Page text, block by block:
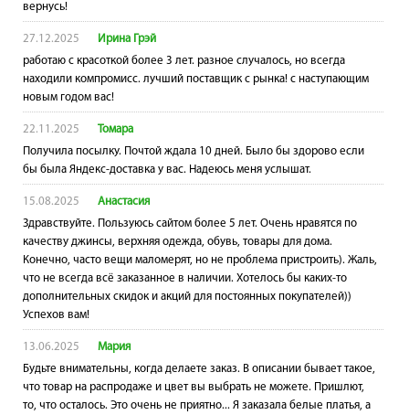
вернусь!
27.12.2025
Ирина Грэй
работаю с красоткой более 3 лет. разное случалось, но всегда
находили компромисс. лучший поставщик с рынка! с наступающим
новым годом вас!
22.11.2025
Томара
Получила посылку. Почтой ждала 10 дней. Было бы здорово если
бы была Яндекс-доставка у вас. Надеюсь меня услышат.
15.08.2025
Анастасия
Здравствуйте. Пользуюсь сайтом более 5 лет. Очень нравятся по
качеству джинсы, верхняя одежда, обувь, товары для дома.
Конечно, часто вещи маломерят, но не проблема пристроить). Жаль,
что не всегда всё заказанное в наличии. Хотелось бы каких-то
дополнительных скидок и акций для постоянных покупателей))
Успехов вам!
13.06.2025
Мария
Будьте внимательны, когда делаете заказ. В описании бывает такое,
что товар на распродаже и цвет вы выбрать не можете. Пришлют,
то, что осталось. Это очень не приятно... Я заказала белые платья, а